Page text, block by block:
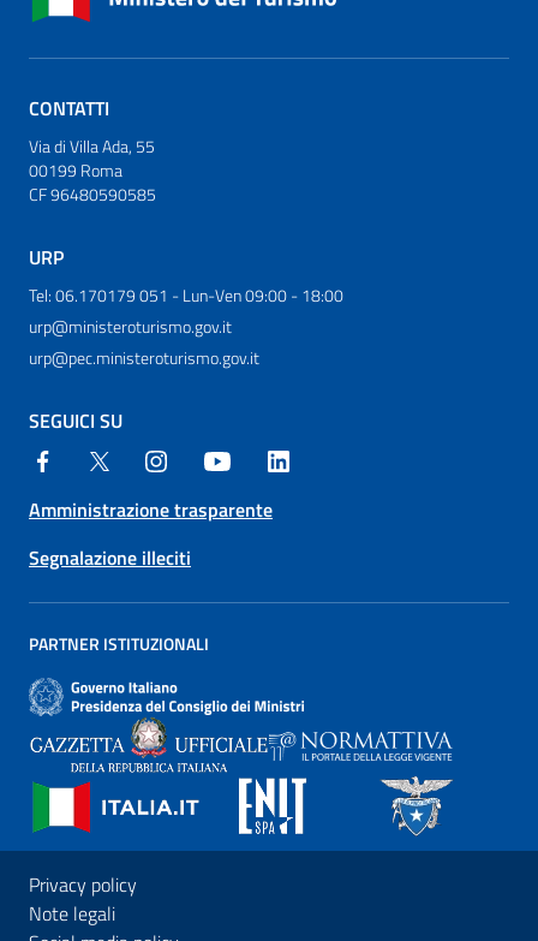
CONTATTI
Via di Villa Ada, 55
00199 Roma
CF 96480590585
URP
Tel: 06.170179 051 - Lun-Ven 09:00 - 18:00
urp@ministeroturismo.gov.it
urp@pec.ministeroturismo.gov.it
SEGUICI SU
Amministrazione trasparente
Segnalazione illeciti
PARTNER ISTITUZIONALI
Privacy policy
Note legali